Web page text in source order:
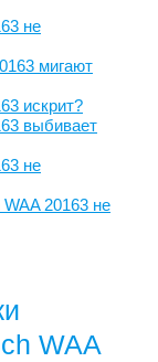
не
мигают
искрит?
выбивает
не
20163 не
WAA